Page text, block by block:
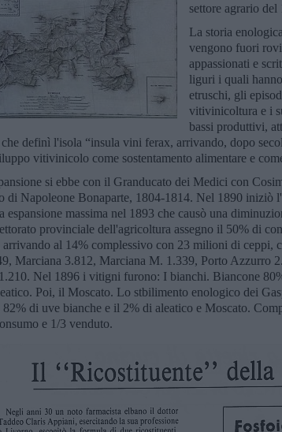
settore agrario del
La storia
vengono fuori
appassionati e
liguri i quali
etruschi, gli
vitivinicoltura e i
bassi produttivi,
definì l'isola “insula vini ferax, arrivando, dopo
vitivinicolo come sostentamento alimentare e
si ebbe con il Granducato dei Medici con
di Napoleone Bonaparte, 1804-1814. Nel 1890 iniziò
espansione massima nel 1893 che causò una
provinciale dell'agricoltura assegno il 50% di
arrivando al 14% complessivo con 23 milioni di ceppi,
Marciana 3.812, Marciana M. 1.339, Porto Azzurro
Nel 1896 i vitigni furono: I bianchi. Biancone
Poi, il Moscato. Lo stbilimento enologico dei
82% di uve bianche e il 2% di aleatico e Moscato.
e 1/3 venduto.